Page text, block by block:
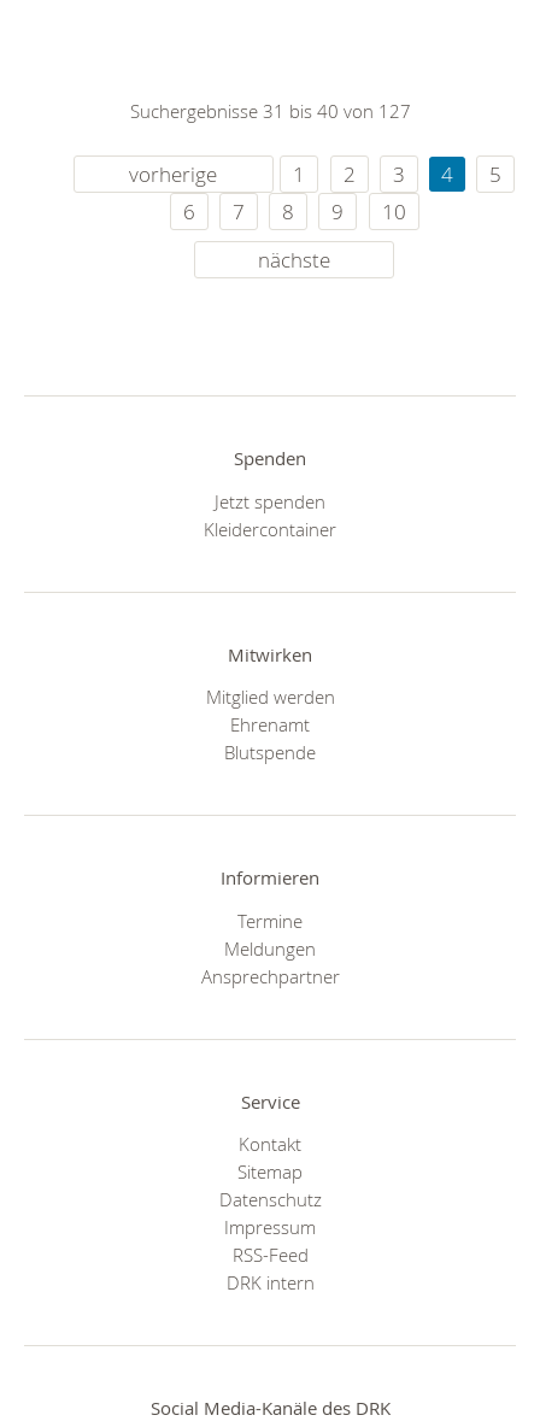
Suchergebnisse 31 bis 40 von 127
vorherige 1 2 3 4
5
6
7 8 9
10
nächste
Spenden
Jetzt spenden
Kleidercontainer
Mitwirken
Mitglied werden
Ehrenamt
Blutspende
Informieren
Termine
Meldungen
Ansprechpartner
Service
Kontakt
Sitemap
Datenschutz
Impressum
RSS-Feed
DRK intern
Social Media-Kanäle des DRK